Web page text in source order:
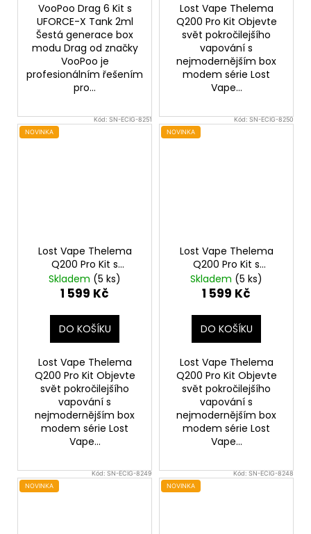
VooPoo Drag 6 Kit s
UFORCE-X Tank 2ml
Šestá generace box
modu Drag od značky
VooPoo je
profesionálním řešením
pro...
Lost Vape Thelema
Q200 Pro Kit Objevte
svět pokročilejšího
vapování s
nejmodernějším box
modem série Lost
Vape...
Kód:SN-ECIG-8251
NOVINKA
Lost Vape Thelema
Q200 Pro Kit s
Centaurus Sub Ohm
Tank V2 (Midnight
Skladem (5 ks)
1 599 Kč
DO KOŠÍKU
Lost Vape Thelema
Q200 Pro Kit Objevte
svět pokročilejšího
vapování s
nejmodernějším box
modem série Lost
Vape...
Kód:SN-ECIG-8250
NOVINKA
Lost Vape Thelema
Q200 Pro Kit s
Centaurus Sub Ohm
Tank V2 (Jungle
Skladem (5 ks)
1 599 Kč
DO KOŠÍKU
Lost Vape Thelema
Q200 Pro Kit Objevte
svět pokročilejšího
vapování s
nejmodernějším box
modem série Lost
Vape...
Kód:SN-ECIG-8249
NOVINKA
Kód:SN-ECIG-8248
NOVINKA